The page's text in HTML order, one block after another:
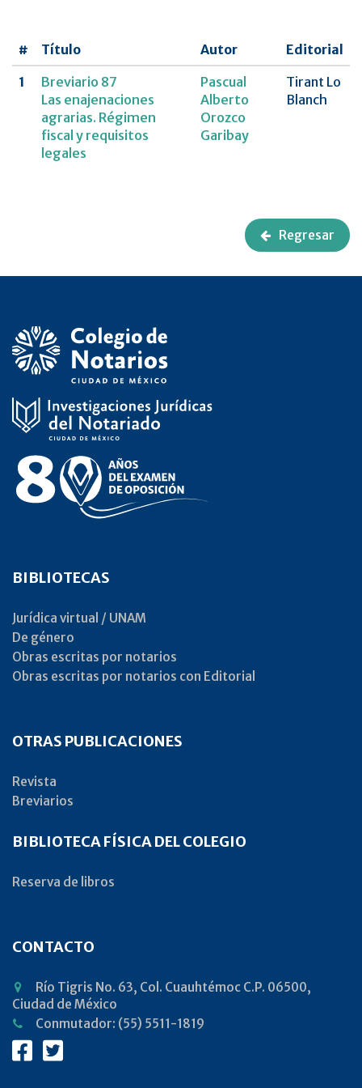
Revista
CNCDMX,Nueva
época
# Título Autor
Editorial
1
Breviario 87
Las enajenaciones
agrarias. Régimen
fiscal y requisitos
legales
Pascual
Alberto
Orozco
Garibay
Tirant Lo
Blanch
Regresar
BIBLIOTECAS
Jurídica virtual / UNAM
De género
Obras escritas por notarios
Obras escritas por notarios con Editorial
OTRAS PUBLICACIONES
Revista
Breviarios
BIBLIOTECA FÍSICA DEL COLEGIO
Reserva de libros
CONTACTO
Río Tigris No. 63, Col. Cuauhtémoc C.P. 06500,
Ciudad de México
Conmutador: (55) 5511-1819